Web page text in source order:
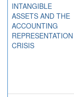
INTANGIBLE
ASSETS AND THE
ACCOUNTING
REPRESENTATION
CRISIS